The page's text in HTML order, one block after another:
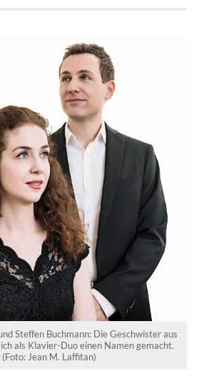
Steffen Buchmann: Die Geschwister aus
als Klavier-Duo einen Namen gemacht.
(Foto: Jean M. Laffitan)